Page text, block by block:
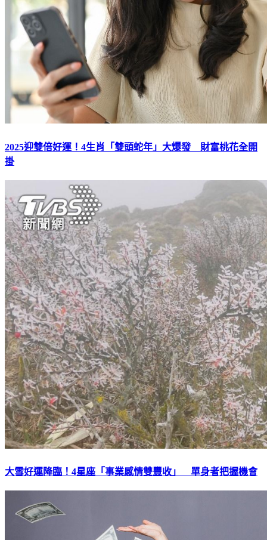
2025迎雙倍好運！4生肖「雙頭蛇年」大爆發 財富桃花全開
掛
大雪好運降臨！4星座「事業感情雙豐收」 單身者把握機會